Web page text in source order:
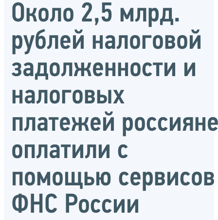
Около 2,5 млрд.
рублей налоговой
задолженности и
налоговых
платежей
оплатили с
помощью сервисов
ФНС России